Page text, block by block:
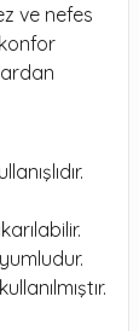
ve nefes